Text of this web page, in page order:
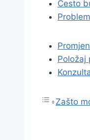
Često
Položaj
Zašto